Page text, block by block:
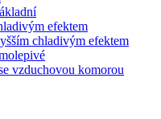
efektem
chladivým efektem
vzduchovou komorou